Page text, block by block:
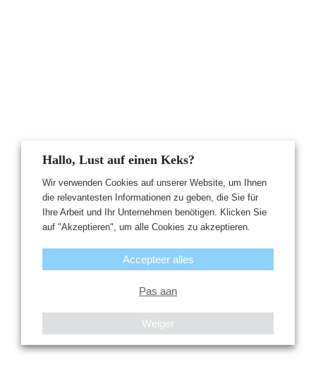
Hallo, Lust auf einen Keks?
Wir verwenden Cookies auf unserer Website, um Ihnen
die relevantesten Informationen zu geben, die Sie für
Ihre Arbeit und Ihr Unternehmen benötigen. Klicken Sie
auf "Akzeptieren", um alle Cookies zu akzeptieren.
Pas aan
Weiger
Accepteer alles